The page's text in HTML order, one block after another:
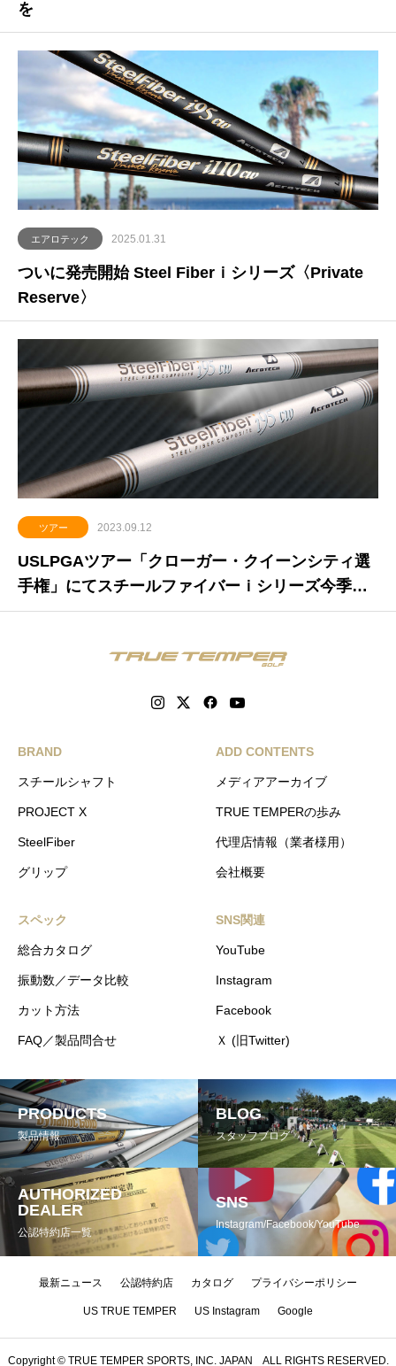
を
エアロテック 2025.01.31
ついに発売開始 Steel Fiberｉシリーズ〈Private
Reserve〉
ツアー 2023.09.12
USLPGAツアー「クローガー・クイーンシティ選
手権」にてスチールファイバーｉシリーズ今季初
優勝
BRAND
スチールシャフト
PROJECT X
SteelFiber
グリップ
ADD CONTENTS
メディアアーカイブ
TRUE TEMPERの歩み
代理店情報（業者様用）
会社概要
スペック
総合カタログ
振動数／データ比較
カット方法
FAQ／製品問合せ
SNS関連
YouTube
Instagram
Facebook
Ｘ (旧Twitter)
PRODUCTS
製品情報
BLOG
スタッフブログ
AUTHORIZED
DEALER
公認特約店一覧
SNS
Instagram/Facebook/YouTube
最新ニュース 公認特約店 カタログ プライバシーポリシー
US TRUE TEMPER US Instagram Google
Copyright © TRUE TEMPER SPORTS, INC. JAPAN ALL RIGHTS RESERVED.